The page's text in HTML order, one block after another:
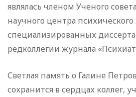
являлась членом Ученого
научного центра психического
специализированных
редколлегии журнала
Светлая память о Галине
сохранится в сердцах коллег,